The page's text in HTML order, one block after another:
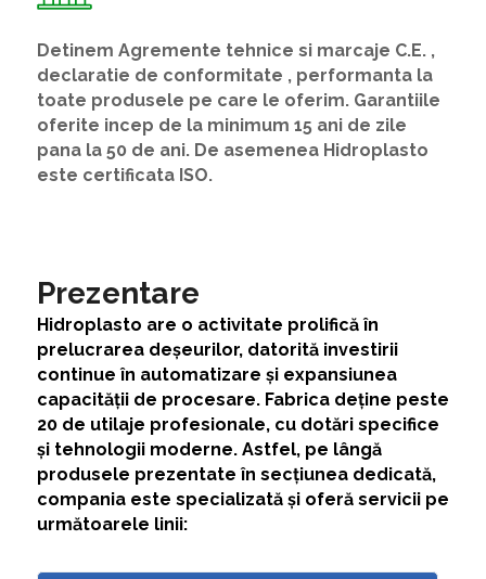
Detinem Agremente tehnice si marcaje C.E. ,
declaratie de conformitate , performanta la
toate produsele pe care le oferim. Garantiile
oferite incep de la minimum 15 ani de zile
pana la 50 de ani. De asemenea Hidroplasto
este certificata ISO.
Prezentare
Hidroplasto are o activitate prolifică în
prelucrarea deșeurilor, datorită investirii
continue în automatizare și expansiunea
capacității de procesare. Fabrica deține peste
20 de utilaje profesionale, cu dotări specifice
și tehnologii moderne. Astfel, pe lângă
produsele prezentate în secțiunea dedicată,
compania este specializată și oferă servicii pe
următoarele linii: